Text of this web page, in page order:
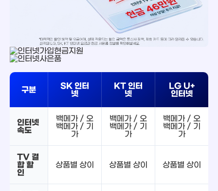
구분
SK 인터
넷
KT 인터
넷
LG U+
인터넷
인터넷
속도
백메가 / 오
백메가 / 기
가
백메가 / 오
백메가 / 기
가
백메가 / 오
백메가 / 기
가
TV 결
합 할
인
상품별 상이 상품별 상이 상품별 상이